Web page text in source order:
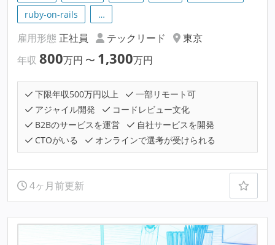
ruby-on-rails …
雇用形態 正社員 テックリード
東京
年収 800万円 〜 1,300万円
下限年収500万円以上
一部リモート可
アジャイル開発
コードレビュー文化
B2Bのサービスを運営
自社サービスを開発
CTOがいる
オンラインで選考が受けられる
4ヶ月前更新